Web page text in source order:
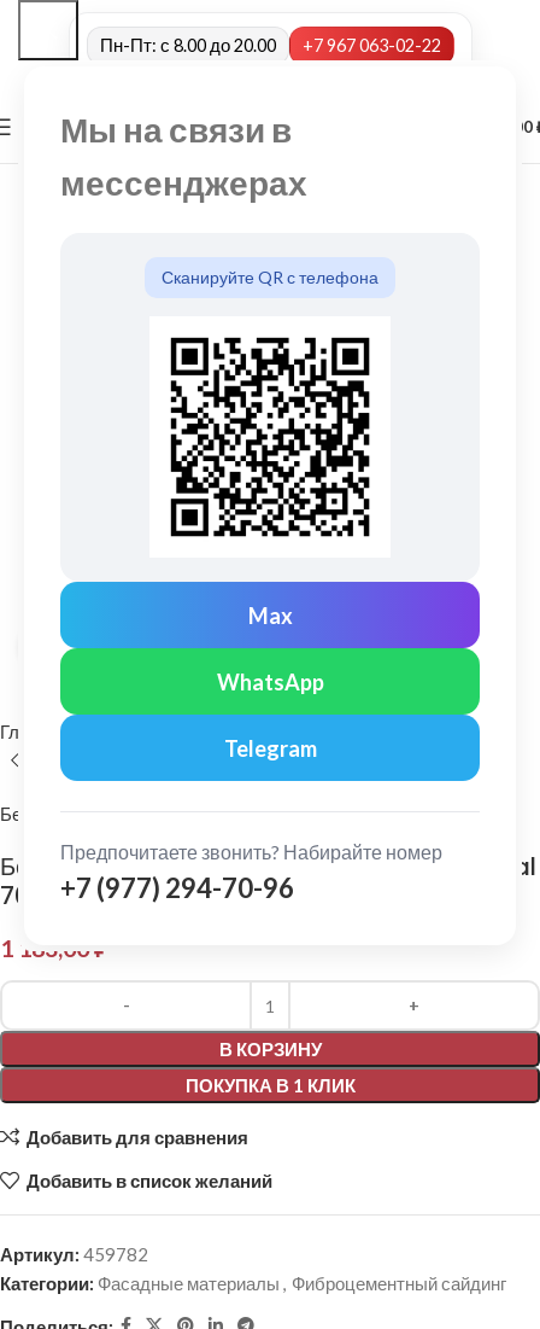
Мы на связи в
мессенджерах
Сканируйте QR с телефона
Max
WhatsApp
Telegram
Предпочитаете звонить? Набирайте номер
+7 (977) 294-70-96
Пн-Пт: с 8.00 до 20.00 +7 967 063-02-22
МЕНЮ 0,00
Нажмите, чтобы увеличить
Главная Фиброцементный сайдинг
Бетэко
Бетэко: Фиброцементный сайдинг Вудстоун Ral
7006
1 183,00₽
В КОРЗИНУ
ПОКУПКА В 1 КЛИК
Alternative:
Добавить для сравнения
Добавить в список желаний
Артикул: 459782
Категории: Фасадные материалы , Фиброцементный сайдинг